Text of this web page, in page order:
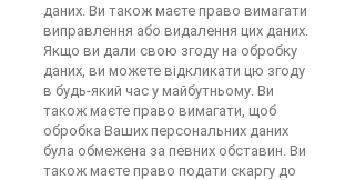
даних. Ви також маєте право вимагати
виправлення або видалення цих даних.
Якщо ви дали свою згоду на обробку
даних, ви можете відкликати цю згоду
в будь-який час у майбутньому. Ви
також маєте право вимагати, щоб
обробка Ваших персональних даних
була обмежена за певних обставин. Ви
також маєте право подати скаргу до